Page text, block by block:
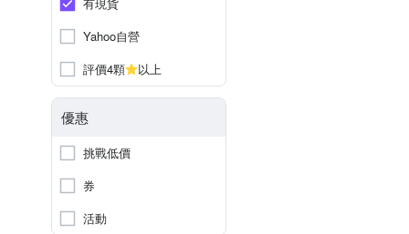
Yahoo自營
評價4顆
以上
優惠
挑戰低價
券
活動